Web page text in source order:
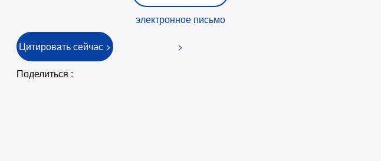
Цитировать сейчас >
электронное письмо
>
Поделиться :